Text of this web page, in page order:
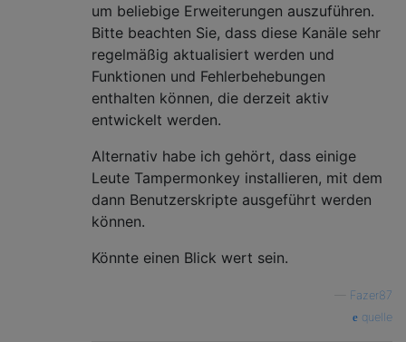
um beliebige Erweiterungen auszuführen.
Bitte beachten Sie, dass diese Kanäle sehr
regelmäßig aktualisiert werden und
Funktionen und Fehlerbehebungen
enthalten können, die derzeit aktiv
entwickelt werden.
Alternativ habe ich gehört, dass einige
Leute Tampermonkey installieren, mit dem
dann Benutzerskripte ausgeführt werden
können.
Könnte einen Blick wert sein.
Fazer87
quelle